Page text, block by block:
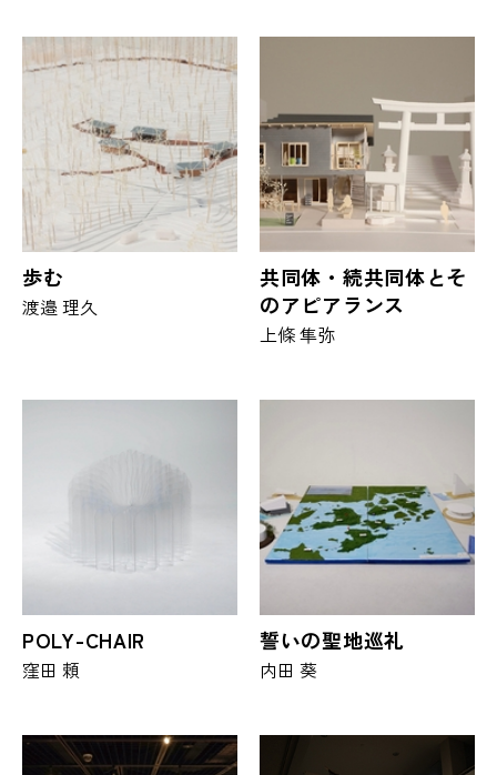
歩む
渡邉 理久
共同体・続共同体とそ
のアピアランス
上條 隼弥
POLY-CHAIR
窪田 頼
誓いの聖地巡礼
内田 葵